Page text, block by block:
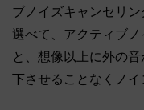
ブノイズキャンセリ
選べて、アクティブ
と、想像以上に外の
下させることなくノイ